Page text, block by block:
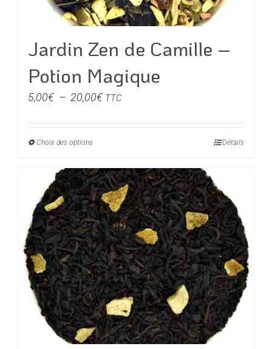
la
page
du
produit
Jardin Zen de Camille –
Potion Magique
5,00€ – 20,00€Plage
prix :
20,00€
TTC
Choix des optionsCe
a
plusieurs
variations.
Les
options
peuvent
être
choisies
sur
la
page
Détails